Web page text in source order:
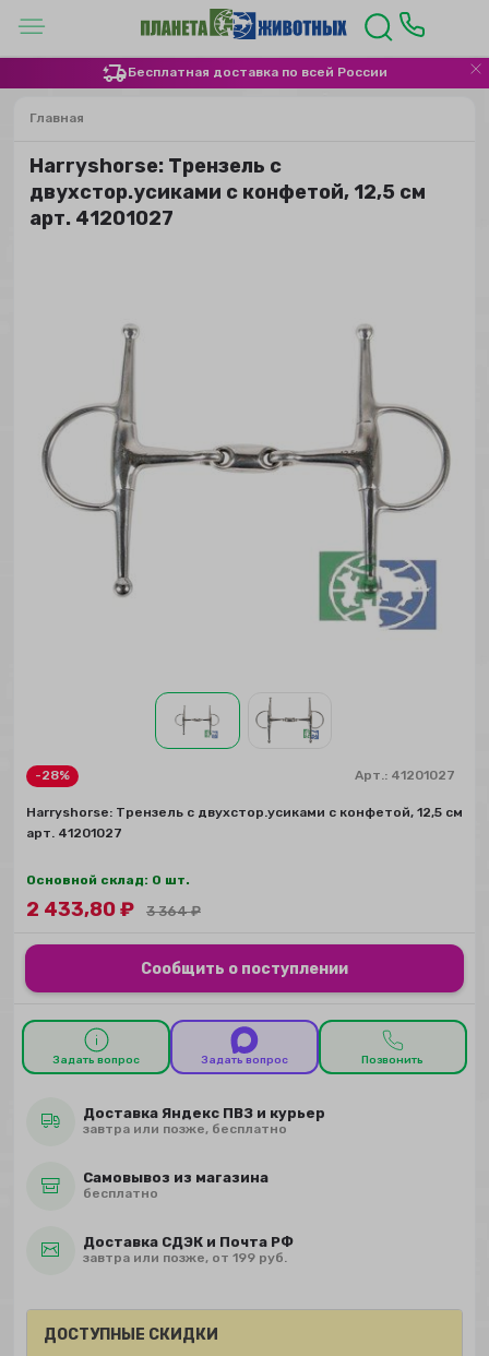
Бесплатная доставка по всей России
Главная
Harryshorse: Трензель с
двухстор.усиками с конфетой, 12,5 см
арт. 41201027
-28% Арт.: 41201027
Harryshorse: Трензель с двухстор.усиками с конфетой, 12,5 см
арт. 41201027
Основной склад: 0 шт.
2 433,80₽ 3 364₽
Сообщить о поступлении
Задать вопрос Задать вопрос Позвонить
Доставка Яндекс ПВЗ и курьер
завтра или позже, бесплатно
Самовывоз из магазина
бесплатно
Доставка СДЭК и Почта РФ
завтра или позже, от 199 руб.
ДОСТУПНЫЕ СКИДКИ